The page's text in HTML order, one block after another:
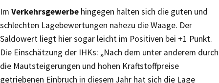
Im Verkehrsgewerbe hingegen halten sich die guten und
schlechten Lagebewertungen nahezu die Waage. Der
Saldowert liegt hier sogar leicht im Positiven bei +1 Punkt.
Die Einschätzung der IHKs: „Nach dem unter anderem durch
die Mautsteigerungen und hohen Kraftstoffpreise
getriebenen Einbruch in diesem Jahr hat sich die Lage